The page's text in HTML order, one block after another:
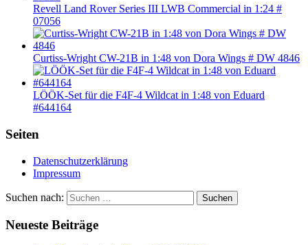
Revell Land Rover Series III LWB Commercial in 1:24 #
07056
Curtiss-Wright CW-21B in 1:48 von Dora Wings # DW 4846
LÖÖK-Set für die F4F-4 Wildcat in 1:48 von Eduard
#644164
Seiten
Datenschutzerklärung
Impressum
Suchen nach: Suchen
Neueste Beiträge